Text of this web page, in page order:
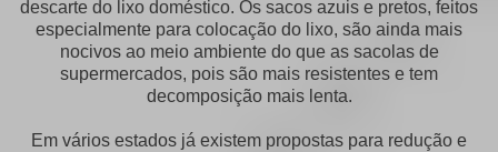
descarte do lixo doméstico. Os sacos azuis e pretos, feitos
especialmente para colocação do lixo, são ainda mais
nocivos ao meio ambiente do que as sacolas de
supermercados, pois são mais resistentes e tem
decomposição mais lenta.
Em vários estados já existem propostas para redução e